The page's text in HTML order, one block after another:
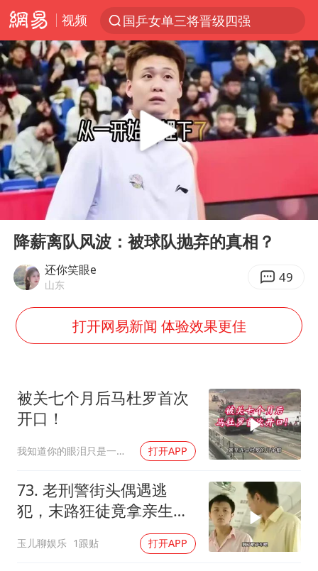
视频
国乒女单三将晋级四强
光影经济撬动暑期消费新蓝海
陈思诚零点晒照为佟丽娅庆生
马克·艾伦退出斯诺克中国公开赛
郑丽文：台湾从来没有“独立”过
情侣平潭拍日出坠崖1死1伤
梁家辉：到内地拍戏不是北上是回归
全民健身事业高质量发展
老挝国会主席赛宋蓬逝世
茅台部分直营店飞天茅台提价
白海豚将正面袭击贯穿浙江
酒店回应车内过夜被收150元
黄金牛市回来了吗
酒店花洒现排泄物住客索赔遭拒
乐享全民健身 共筑健康中国
Play
00:00 04:15
降薪离队风波：被球队抛弃的真相？
还你笑眼e
山东 49
打开网易新闻 体验效果更佳
被关七个月后马杜罗首次
开口！
我知道你的眼泪只是一种无奈 打开APP
73. 老刑警街头偶遇逃
犯，末路狂徒竟拿亲生儿
玉儿聊娱乐 1跟贴 打开APP